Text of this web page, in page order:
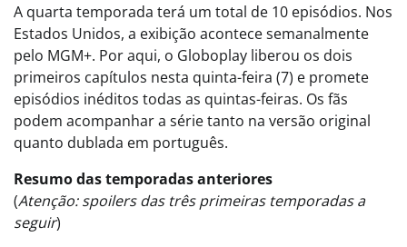
A quarta temporada terá um total de 10 episódios. Nos
Estados Unidos, a exibição acontece semanalmente
pelo MGM+. Por aqui, o Globoplay liberou os dois
primeiros capítulos nesta quinta-feira (7) e promete
episódios inéditos todas as quintas-feiras. Os fãs
podem acompanhar a série tanto na versão original
quanto dublada em português.
Resumo das temporadas anteriores
(Atenção: spoilers das três primeiras temporadas a
seguir)